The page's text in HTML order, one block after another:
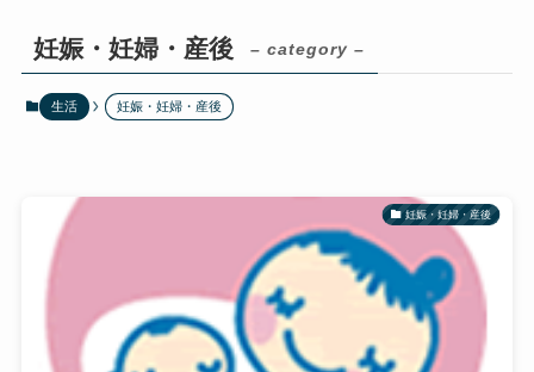
妊娠・妊婦・産後 – category –
生活 妊娠・妊婦・産後
妊娠・妊婦・産後